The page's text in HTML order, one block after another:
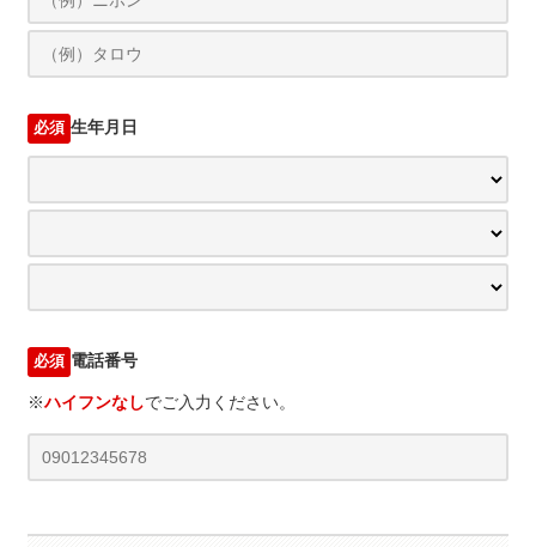
必須 生年月日
必須 電話番号
※ハイフンなしでご入力ください。